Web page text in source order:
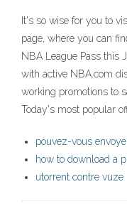
It's so wise for you to
page, where you can
NBA League Pass this
with active NBA.com
working promotions to
Today's most popular
pouvez-vous
how to download a
utorrent contre vuze